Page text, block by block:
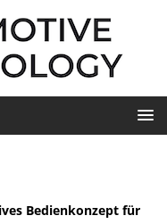
Bedienkonzept für